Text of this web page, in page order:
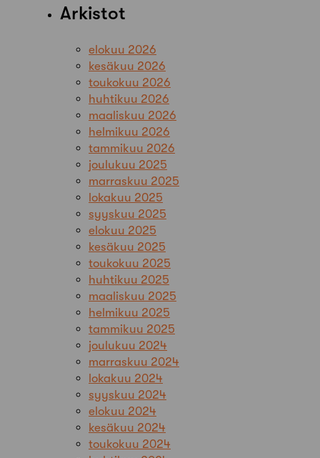
Arkistot
elokuu 2026
kesäkuu 2026
toukokuu 2026
huhtikuu 2026
maaliskuu 2026
helmikuu 2026
tammikuu 2026
joulukuu 2025
marraskuu 2025
lokakuu 2025
syyskuu 2025
elokuu 2025
kesäkuu 2025
toukokuu 2025
huhtikuu 2025
maaliskuu 2025
helmikuu 2025
tammikuu 2025
joulukuu 2024
marraskuu 2024
lokakuu 2024
syyskuu 2024
elokuu 2024
kesäkuu 2024
toukokuu 2024